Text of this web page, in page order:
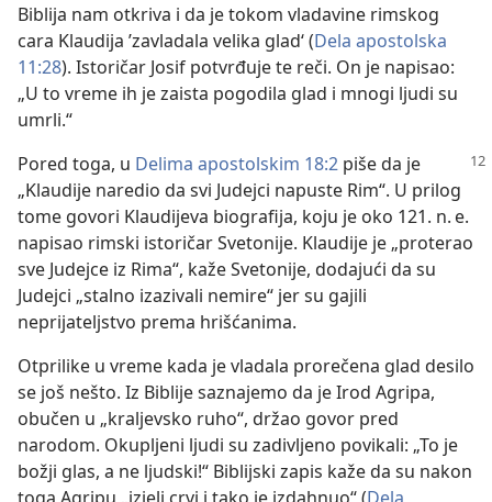
Biblija nam otkriva i da je tokom vladavine rimskog
cara Klaudija ’zavladala velika glad‘ (Dela apostolska
11:28). Istoričar Josif potvrđuje te reči. On je napisao:
„U to vreme ih je zaista pogodila glad i mnogi ljudi su
umrli.“
Pored toga, u Delima apostolskim 18:2 piše da je
„Klaudije naredio da svi Judejci napuste Rim“. U prilog
tome govori Klaudijeva biografija, koju je oko 121. n. e.
napisao rimski istoričar Svetonije. Klaudije je „proterao
sve Judejce iz Rima“, kaže Svetonije, dodajući da su
Judejci „stalno izazivali nemire“ jer su gajili
neprijateljstvo prema hrišćanima.
Otprilike u vreme kada je vladala prorečena glad desilo
se još nešto. Iz Biblije saznajemo da je Irod Agripa,
obučen u „kraljevsko ruho“, držao govor pred
narodom. Okupljeni ljudi su zadivljeno povikali: „To je
božji glas, a ne ljudski!“ Biblijski zapis kaže da su nakon